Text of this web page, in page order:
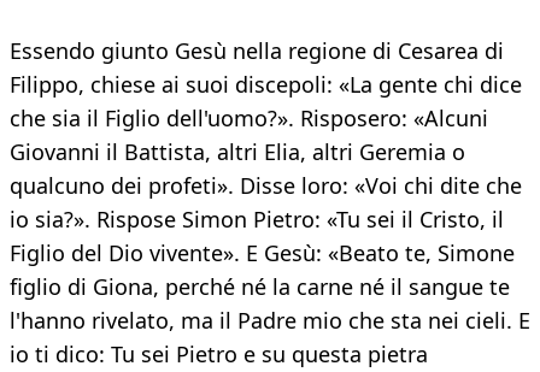
Essendo giunto Gesù nella regione di Cesarea di
Filippo, chiese ai suoi discepoli: «La gente chi dice
che sia il Figlio dell'uomo?». Risposero: «Alcuni
Giovanni il Battista, altri Elia, altri Geremia o
qualcuno dei profeti». Disse loro: «Voi chi dite che
io sia?». Rispose Simon Pietro: «Tu sei il Cristo, il
Figlio del Dio vivente». E Gesù: «Beato te, Simone
figlio di Giona, perché né la carne né il sangue te
l'hanno rivelato, ma il Padre mio che sta nei cieli. E
io ti dico: Tu sei Pietro e su questa pietra